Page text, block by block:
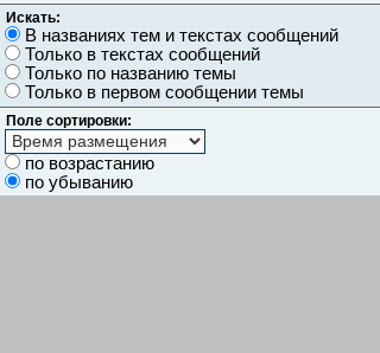
Искать:
В названиях тем и текстах сообщений
Только в текстах сообщений
Только по названию темы
Только в первом сообщении темы
Поле сортировки:
по возрастанию
по убыванию